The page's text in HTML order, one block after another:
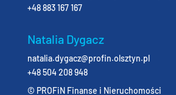
+48 883 167 167
Natalia Dygacz
natalia.dygacz@profin.olsztyn.pl
+48 504 208 948
© PROFiN Finanse i Nieruchomości